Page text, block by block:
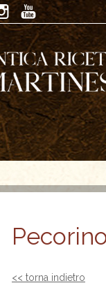
<< torna indietro